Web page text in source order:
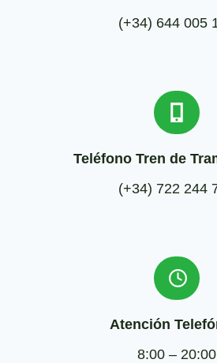
(+34) 644 005
Teléfono Tren de
(+34) 722 244
Atención
8:00 – 20:00